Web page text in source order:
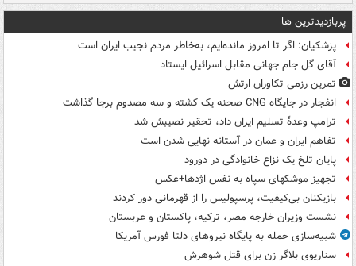
پربازدیدترین ها
پزشکیان: اگر تا امروز مانده‌ایم، به‌خاطر مردم نجیب ایران است
آقای گل جام جهانی مقابل اسرائیل ایستاد
تمرین رزمی تکاوران ارتش
انفجار در جایگاه CNG صحنه یک کشته و سه مصدوم برجا گذاشت
ترامپ وعدۀ تسلیم ایران داد، تحقیر نصیبش شد
تفاهم ایران و عمان در آستانه نهایی شدن است
پایان تلخ یک نزاع خانوادگی در دورود
تجهیز موشکهای سپاه به نفس اژدها+عکس
بازیکنان بی‌کیفیت، پرسپولیس را از قهرمانی دور کردند
نشست وزیران خارجه مصر، ترکیه، پاکستان و عربستان
شبیه‌سازی حمله به پایگاه نیروهای دلتا فورس آمریکا
سناریوی بلاگر زن برای قتل شوهرش